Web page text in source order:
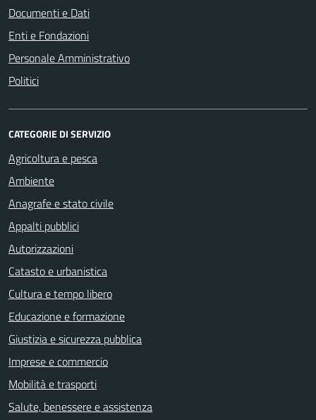
Documenti e Dati
Enti e Fondazioni
Personale Amministrativo
Politici
CATEGORIE DI SERVIZIO
Agricoltura e pesca
Ambiente
Anagrafe e stato civile
Appalti pubblici
Autorizzazioni
Catasto e urbanistica
Cultura e tempo libero
Educazione e formazione
Giustizia e sicurezza pubblica
Imprese e commercio
Mobilità e trasporti
Salute, benessere e assistenza